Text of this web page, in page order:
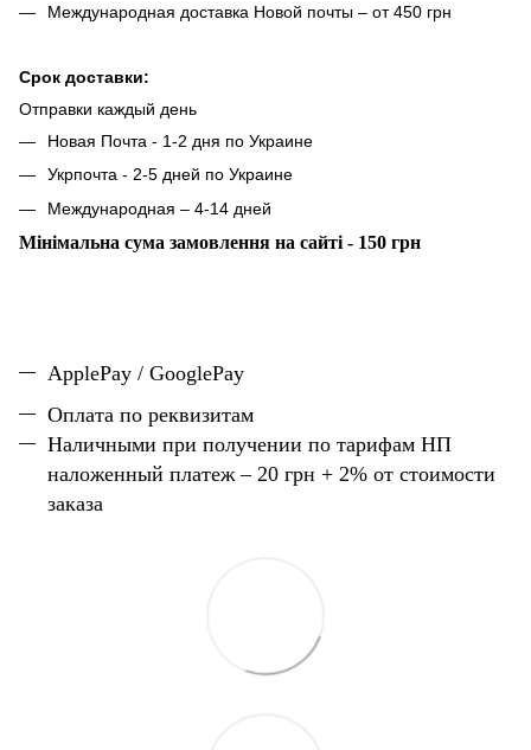
Международная доставка Новой почты – от 450 грн
Срок доставки:
Отправки каждый день
Новая Почта - 1-2 дня по Украине
Укрпочта - 2-5 дней по Украине
Международная – 4-14 дней
Мінімальна сума замовлення на сайті - 150 грн
ApplePay / GooglePay
Оплата по реквизитам
Наличными при получении по тарифам НП
наложенный платеж – 20 грн + 2% от стоимости
заказа